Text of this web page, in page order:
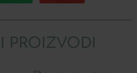
PROIZVODI